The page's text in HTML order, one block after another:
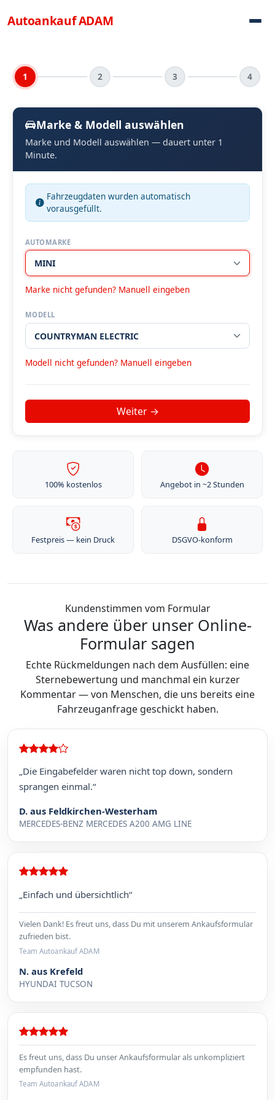
AutoankaufADAM
1 2 3 4
Marke & Modell auswählen
Marke und Modell auswählen — dauert unter 1
Minute.
Fahrzeugdaten wurden automatisch
vorausgefüllt.
AUTOMARKE
Marke nicht gefunden? Manuell eingeben
MODELL
Modell nicht gefunden? Manuell eingeben
100% kostenlos Angebot in ~2 Stunden
Festpreis — kein Druck DSGVO-konform
Kundenstimmen vom Formular
Was andere über unser Online-
Formular sagen
Echte Rückmeldungen nach dem Ausfüllen: eine
Sternebewertung und manchmal ein kurzer
Kommentar — von Menschen, die uns bereits eine
Fahrzeuganfrage geschickt haben.
„Die Eingabefelder waren nicht top down, sondern
sprangen einmal.“
D. aus Feldkirchen-Westerham
MERCEDES-BENZ MERCEDES A200 AMG LINE
„Einfach und übersichtlich“
Vielen Dank! Es freut uns, dass Du mit unserem Ankaufsformular
zufrieden bist.
Team Autoankauf ADAM
N. aus Krefeld
HYUNDAI TUCSON
Es freut uns, dass Du unser Ankaufsformular als unkompliziert
empfunden hast.
Team Autoankauf ADAM